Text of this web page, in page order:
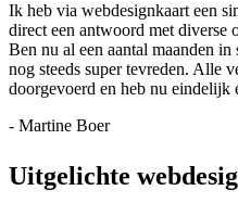
Ik heb via webdesignkaart een
direct een antwoord met diverse
Ben nu al een aantal maanden
nog steeds super tevreden. Alle
doorgevoerd en heb nu eindelijk
- Martine Boer
Uitgelichte